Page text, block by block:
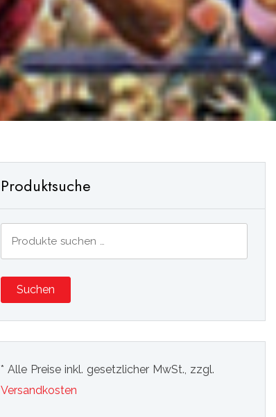
Produktsuche
Suchen
* Alle Preise inkl. gesetzlicher MwSt., zzgl.
Versandkosten